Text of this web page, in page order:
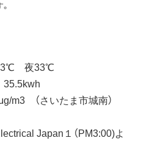
夜33℃
m3 （さいたま市城南）
Japan１（PM3:00)よ